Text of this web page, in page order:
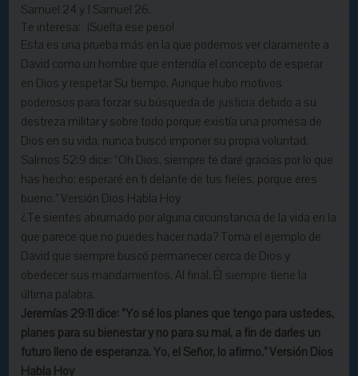
Samuel 24 y 1 Samuel 26.
Te interesa: ¡Suelta ese peso!
Esta es una prueba más en la que podemos ver claramente a
David como un hombre que entendía el concepto de esperar
en Dios y respetar Su tiempo. Aunque hubo motivos
poderosos para forzar su búsqueda de justicia debido a su
destreza militar y sobre todo porque existía una promesa de
Dios en su vida, nunca buscó imponer su propia voluntad.
Salmos 52:9 dice: “Oh Dios, siempre te daré gracias por lo que
has hecho; esperaré en ti delante de tus fieles, porque eres
bueno.” Versión Dios Habla Hoy
¿Te sientes abrumado por alguna circunstancia de la vida en la
que parece que no puedes hacer nada? Toma el ejemplo de
David que siempre buscó permanecer cerca de Dios y
obedecer sus mandamientos. Al final, Él siempre tiene la
última palabra.
Jeremías 29:11 dice: “Yo sé los planes que tengo para ustedes,
planes para su bienestar y no para su mal, a fin de darles un
futuro lleno de esperanza. Yo, el Señor, lo afirmo.” Versión Dios
Habla Hoy